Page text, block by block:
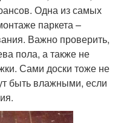
Одна из самых
паркета –
Важно проверить,
пола, а также не
Сами доски тоже не
быть влажными, если